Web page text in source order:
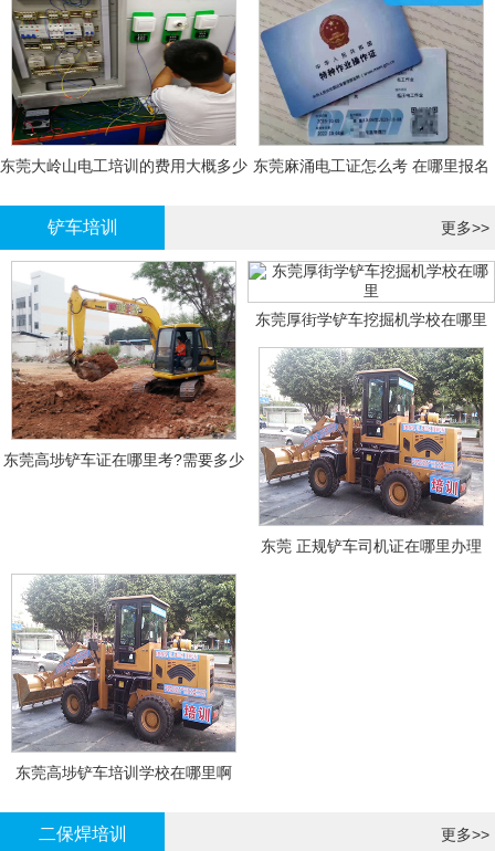
东莞大岭山电工培训的费用大概多少 东莞麻涌电工证怎么考 在哪里报名
铲车培训 更多>>
东莞高埗铲车证在哪里考?需要多少
东莞厚街学铲车挖掘机学校在哪里
东莞 正规铲车司机证在哪里办理
东莞高埗铲车培训学校在哪里啊
二保焊培训 更多>>